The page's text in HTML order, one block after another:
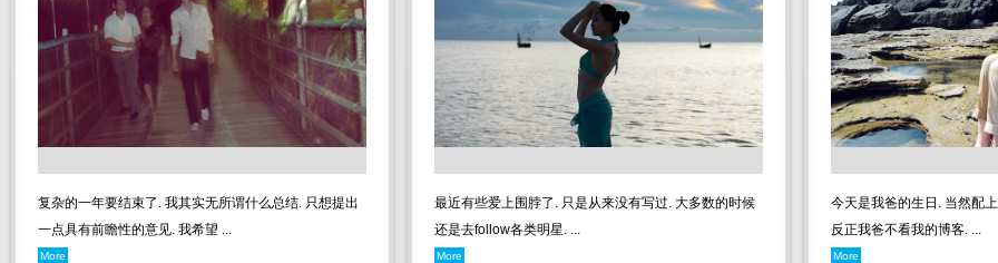
复杂的一年要结束了. 我其实无所谓什么总结. 只想提出
一点具有前瞻性的意见. 我希望 ...
More
最近有些爱上围脖了. 只是从来没有写过. 大多数的时候
还是去follow各类明星. ...
More
今天是我爸的生日. 当然配
反正我爸不看我的博客. ...
More